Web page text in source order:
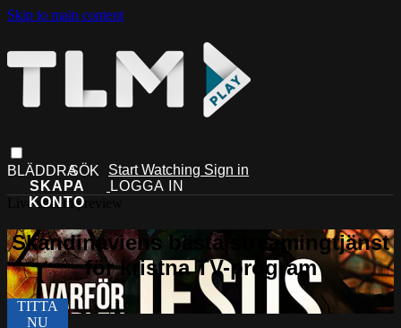
Skip to main content
Start Watching Sign in
Live stream preview